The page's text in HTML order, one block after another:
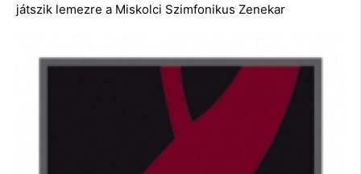
játszik lemezre a Miskolci Szimfonikus Zenekar